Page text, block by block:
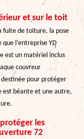
et sur le toit
fuite de toiture, la pose
l’entreprise YD
est un matériel inclus
couvreur
destinée pour protéger
est béante et une autre,
les
72